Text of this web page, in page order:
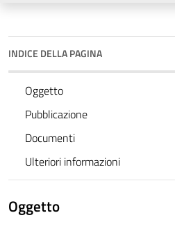
INDICE DELLA PAGINA
Oggetto
Pubblicazione
Documenti
Ulteriori informazioni
Oggetto